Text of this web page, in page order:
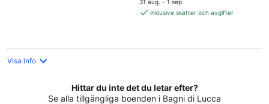
1 806 kr
31 aug. – 1 sep.
inklusive skatter och avgifter
Visa info
Hittar du inte det du letar efter?
Se alla tillgängliga boenden i Bagni di Lucca